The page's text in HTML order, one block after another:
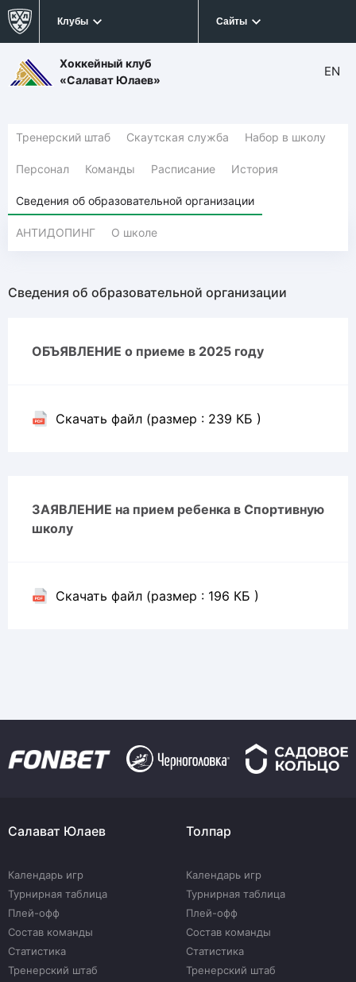
Клубы Сайты
Хоккейный клуб
«Салават Юлаев»
EN
Тренерский штаб Скаутская служба Набор в школу
Персонал Команды Расписание История
Сведения об образовательной организации
АНТИДОПИНГ О школе
Сведения об образовательной организации
ОБЪЯВЛЕНИЕ о приеме в 2025 году
Скачать файл (размер : 239 КБ )
ЗАЯВЛЕНИЕ на прием ребенка в Спортивную
школу
Скачать файл (размер : 196 КБ )
Салават Юлаев
Календарь игр
Турнирная таблица
Плей-офф
Состав команды
Статистика
Тренерский штаб
Толпар
Календарь игр
Турнирная таблица
Плей-офф
Состав команды
Статистика
Тренерский штаб